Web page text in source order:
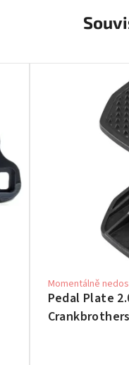
Pedal Plate
Momentálně